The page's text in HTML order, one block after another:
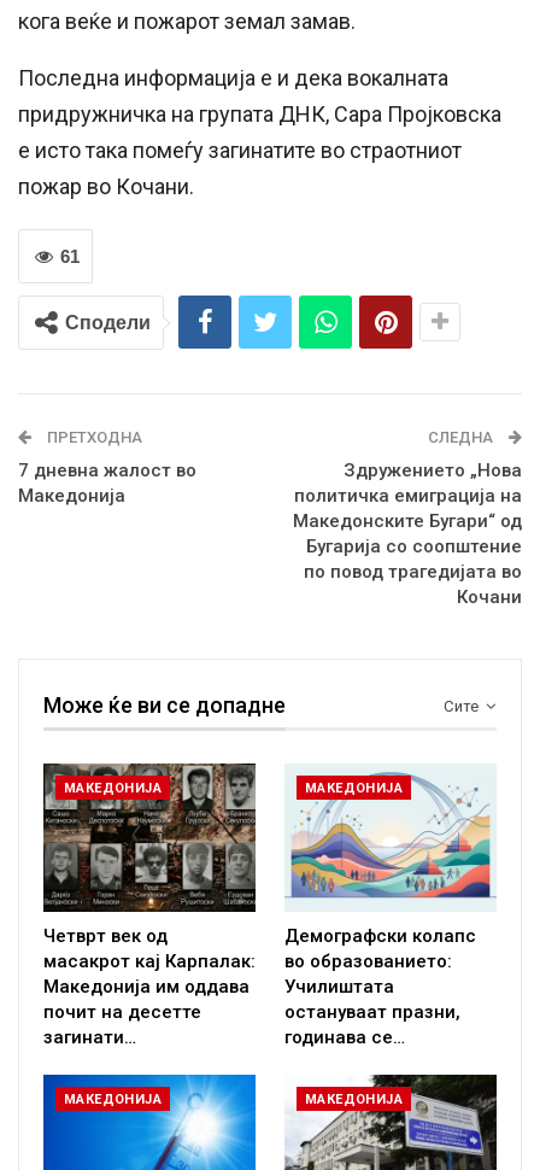
кога веќе и пожарот земал замав.
Последна информација е и дека вокалната
придружничка на групата ДНК, Сара Пројковска
е исто така помеѓу загинатите во страотниот
пожар во Кочани.
61
Сподели
ПРЕТХОДНА
7 дневна жалост во
Македонија
СЛЕДНА
Здружението „Нова
политичка емиграција на
Македонските Бугари“ од
Бугарија со соопштение
по повод трагедијата во
Кочани
Сите
Може ќе ви се допадне
МАКЕДОНИЈА
Четврт век од
масакрот кај Карпалак:
Македонија им оддава
почит на десетте
загинати…
МАКЕДОНИЈА
Демографски колапс
во образованието:
Училиштата
остануваат празни,
годинава се…
МАКЕДОНИЈА МАКЕДОНИЈА